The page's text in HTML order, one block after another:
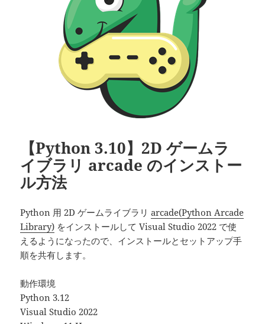
【Python 3.10】2D ゲームラ
イブラリ arcade のインストー
ル方法
Python 用 2D ゲームライブラリarcade(Python Arcade
Library) をインストールして Visual Studio 2022 で使
えるようになったので、インストールとセットアップ手
順を共有します。
動作環境
Python 3.12
Visual Studio 2022